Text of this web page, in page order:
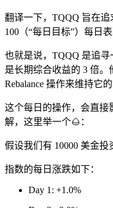
翻译一下，TQQQ 旨在
100（“每日目标”）每日
也就是说，TQQQ 是追
是长期综合收益的 3 倍。
Rebalance 操作来维持它
这个每日的操作，会直接
解，这里举一个🌰：
假设我们有 10000 美金投
指数的每日涨跌如下：
Day 1: +1.0%